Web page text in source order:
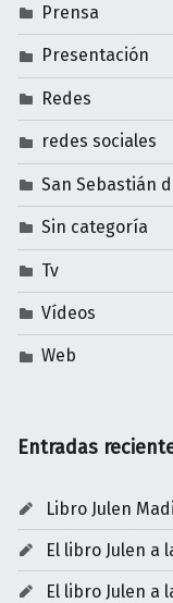
Prensa
Presentación
Redes
redes sociales
San Sebastián
Sin categoría
Tv
Vídeos
Web
Entradas
Libro Julen
El libro Julen a
El libro Julen a